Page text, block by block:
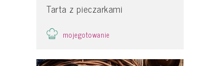
Tarta z pieczarkami
mojegotowanie